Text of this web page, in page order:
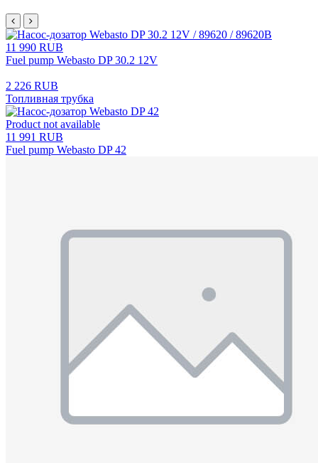
11 990 RUB
Fuel pump Webasto DP 30.2 12V
2 226 RUB
Топливная трубка
Product not available
11 991 RUB
Fuel pump Webasto DP 42